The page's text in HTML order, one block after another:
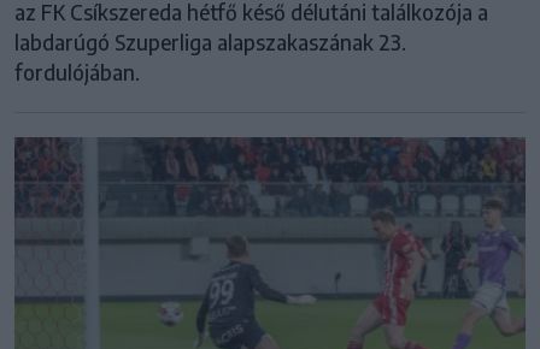
az FK Csíkszereda hétfő késő délutáni találkozója a
labdarúgó Szuperliga alapszakaszának 23.
fordulójában.